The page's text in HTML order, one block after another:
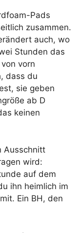
Pads
zusammen.
auch, wo
Stunden das
vorn
dass du
sie geben
ab D
keinen
Ausschnitt
wird:
auf dem
ihn heimlich im
Ein BH, den